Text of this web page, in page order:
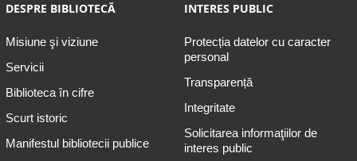
DESPRE BIBLIOTECĂ
Misiune şi viziune
Servicii
Biblioteca în cifre
Scurt istoric
Manifestul bibliotecii publice
INTERES PUBLIC
Protecția datelor cu caracter
personal
Transparență
Integritate
Solicitarea informaţiilor de
interes public